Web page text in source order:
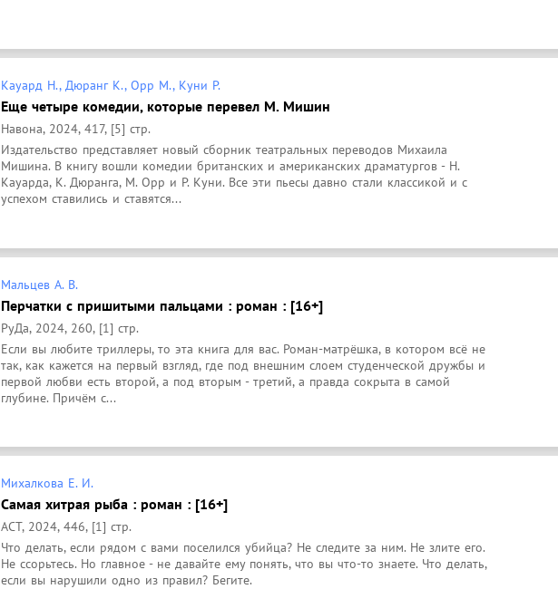
Кауард Н., Дюранг К., Орр М., Куни Р.
Еще четыре комедии, которые перевел М. Мишин
Навона, 2024, 417, [5] стр.
Издательство представляет новый сборник театральных переводов Михаила
Мишина. В книгу вошли комедии британских и американских драматургов - Н.
Кауарда, К. Дюранга, М. Орр и Р. Куни. Все эти пьесы давно стали классикой и с
успехом ставились и ставятся...
Мальцев А. В.
Перчатки с пришитыми пальцами : роман : [16+]
РуДа, 2024, 260, [1] стр.
Если вы любите триллеры, то эта книга для вас. Роман-матрёшка, в котором всё не
так, как кажется на первый взгляд, где под внешним слоем студенческой дружбы и
первой любви есть второй, а под вторым - третий, а правда сокрыта в самой
глубине. Причём с...
Михалкова Е. И.
Самая хитрая рыба : роман : [16+]
АСТ, 2024, 446, [1] стр.
Что делать, если рядом с вами поселился убийца? Не следите за ним. Не злите его.
Не ссорьтесь. Но главное - не давайте ему понять, что вы что-то знаете. Что делать,
если вы нарушили одно из правил? Бегите.